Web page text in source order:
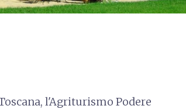
l'Agriturismo Podere